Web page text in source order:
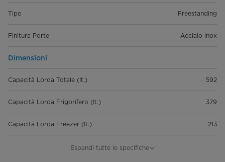
Tipo Freestanding
Finitura Porte Acciaio inox
Dimensioni
Capacità Lorda Totale (It.) 592
Capacità Lorda Frigorifero (It.) 379
Capacità Lorda Freezer (It.) 213
Dimensioni Prodotto (L x P x A)Espandi tutte le specifiche